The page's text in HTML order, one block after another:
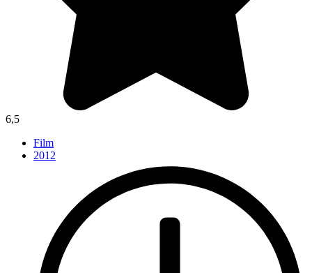
6,5
Film
2012